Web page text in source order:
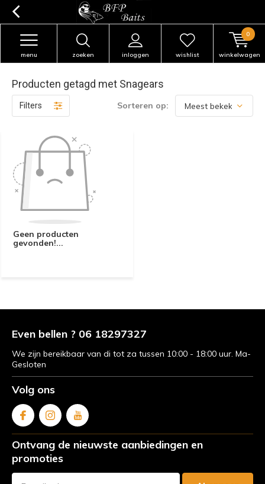
zoeken inloggen
menu wishlist winkelwagen
0
Producten getagd met Snagears
Filters Sorteren op:
Geen producten
gevonden!...
Even bellen ? 06 18297327
We zijn bereikbaar van di tot za tussen 10:00 - 18:00 uur. Ma-
Gesloten
Volg ons
Ontvang de nieuwste aanbiedingen en
promoties